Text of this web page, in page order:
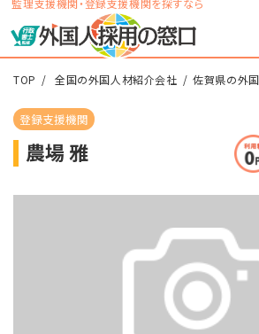
監理支援機関・登録支援機関を探すなら
TOP 全国の外国人材紹介会社 佐賀県の外
登録支援機関
農場 雅